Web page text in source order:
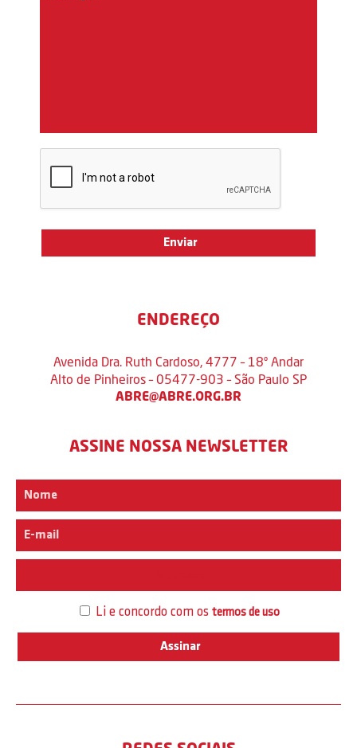
ENDEREÇO
Avenida Dra. Ruth Cardoso, 4777 – 18º Andar
Alto de Pinheiros – 05477-903 – São Paulo SP
ABRE@ABRE.ORG.BR
ASSINE NOSSA NEWSLETTER
Li e concordo com os termos de uso